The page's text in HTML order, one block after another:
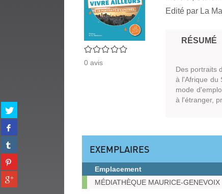
Partager
sur
twitter
(Nouvelle
fenêtre)
Partager
sur
facebook
(Nouvelle
fenêtre)
Partager
sur
tumblr
(Nouvelle
fenêtre)
Partager
sur
pinterest
(Nouvelle
Partager
sur
0/5
0 avis
Edité par La
RÉSUMÉ
Des portraits
à l'Afrique du
mode
à l'étranger,
EXEMPLAIRES
Exemplaires
Emplacement
MÉDIATHÈQUE MAURICE-GENEVOIX